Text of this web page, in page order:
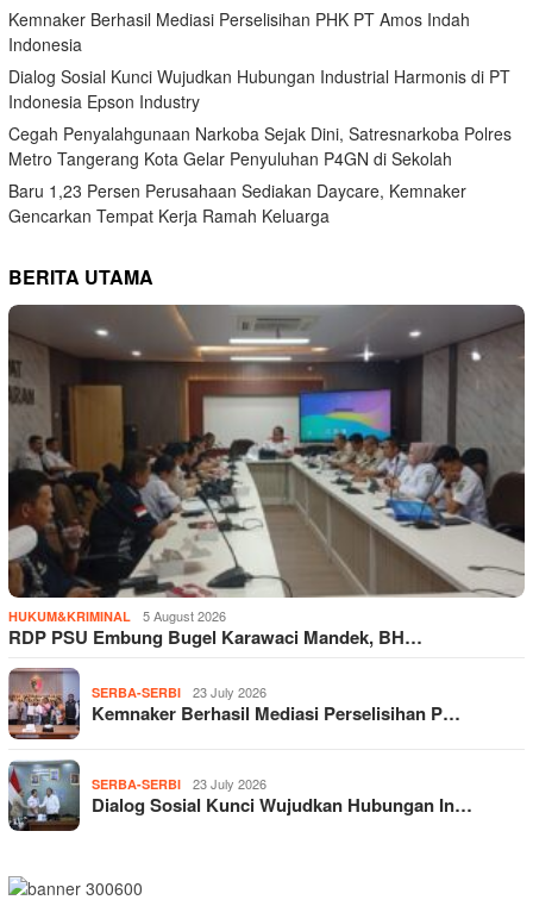
Kemnaker Berhasil Mediasi Perselisihan PHK PT Amos Indah
Indonesia
Dialog Sosial Kunci Wujudkan Hubungan Industrial Harmonis di PT
Indonesia Epson Industry
Cegah Penyalahgunaan Narkoba Sejak Dini, Satresnarkoba Polres
Metro Tangerang Kota Gelar Penyuluhan P4GN di Sekolah
Baru 1,23 Persen Perusahaan Sediakan Daycare, Kemnaker
Gencarkan Tempat Kerja Ramah Keluarga
BERITA UTAMA
HUKUM&KRIMINAL 5 August 2026
RDP PSU Embung Bugel Karawaci Mandek, BH…
SERBA-SERBI 23 July 2026
Kemnaker Berhasil Mediasi Perselisihan P…
SERBA-SERBI 23 July 2026
Dialog Sosial Kunci Wujudkan Hubungan In…